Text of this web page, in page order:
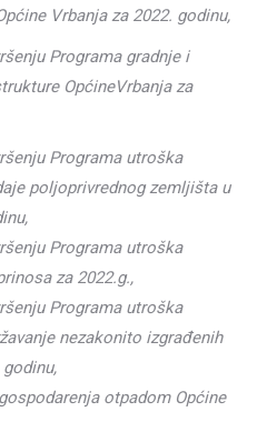
Vrbanjaza 2022. godinu,
Programa gradnje i
OpćineVrbanja za
Programa utroška
poljoprivrednog zemljišta u
Programa utroška
za 2022.g.,
Programa utroška
nezakonito izgrađenih
otpadom Općine